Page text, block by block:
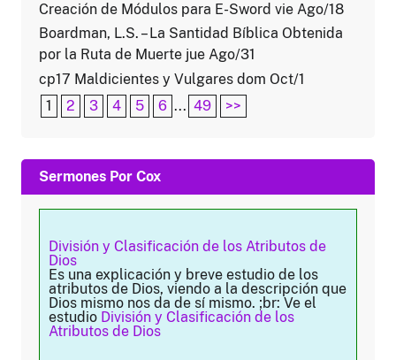
Creación de Módulos para E-Sword vie Ago/18
Boardman, L.S. – La Santidad Bíblica Obtenida
por la Ruta de Muerte jue Ago/31
cp17 Maldicientes y Vulgares dom Oct/1
1
2 3 4 5 6 ... 49 >>
Sermones Por Cox
División y Clasificación de los Atributos de
Dios
Es una explicación y breve estudio de los
atributos de Dios, viendo a la descripción que
Dios mismo nos da de sí mismo. ;br: Ve el
estudio División y Clasificación de los
Atributos de Dios